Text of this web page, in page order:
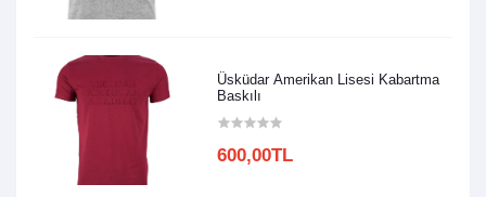
Üsküdar Amerikan Lisesi Kabartma
Baskılı
600,00TL